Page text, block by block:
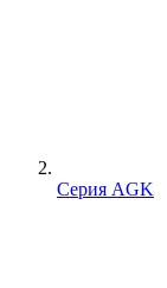
Серия AGK